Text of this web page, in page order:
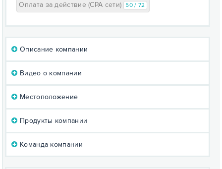
Оплата за действие (CPA сети) 50 / 72
Описание компании
Видео о компании
Местоположение
Продукты компании
Команда компании